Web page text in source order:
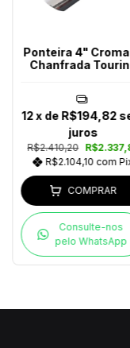
Ponteira 4"
Chanfrada
R$2.410,20
R$2.104,10 com
12 x de R$194,82
juros
COMPRAR
Consulte-nos
pelo WhatsApp